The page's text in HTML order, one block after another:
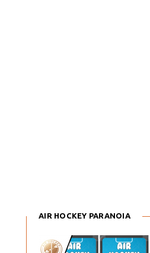
AIR HOCKEY PARANOIA